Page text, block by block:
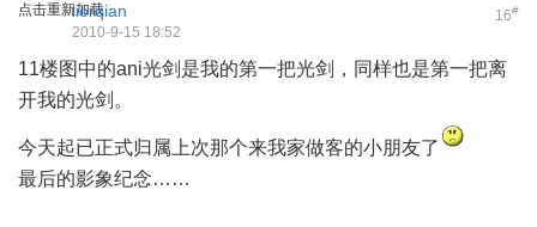
点击重新加载 16#
liorqian
2010-9-15 18:52
11楼图中的ani光剑是我的第一把光剑，同样也是第一把离
开我的光剑。
今天起已正式归属上次那个来我家做客的小朋友了
最后的影象纪念……